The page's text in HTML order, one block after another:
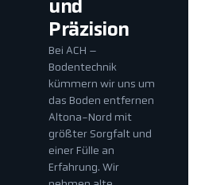
und
Präzision
Bei ACH –
Bodentechnik
kümmern wir uns um
das Boden entfernen
Altona-Nord mit
größter Sorgfalt und
einer Fülle an
Erfahrung. Wir